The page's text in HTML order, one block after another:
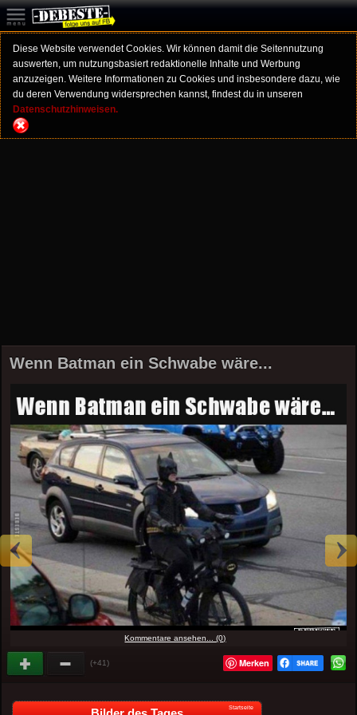
Diese Website verwendet Cookies. Wir können damit die Seitennutzung
auswerten, um nutzungsbasiert redaktionelle Inhalte und Werbung
anzuzeigen. Weitere Informationen zu Cookies und insbesondere dazu, wie
du deren Verwendung widersprechen kannst, findest du in unseren
Datenschutzhinweisen.
Wenn Batman ein Schwabe wäre...
Kommentare ansehen... (0)
(+41) Merken
Startseite